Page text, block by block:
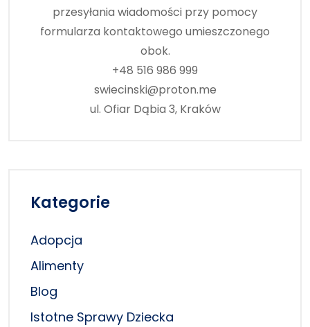
przesyłania wiadomości przy pomocy
formularza kontaktowego umieszczonego
obok.
+48 516 986 999
swiecinski@proton.me
ul. Ofiar Dąbia 3, Kraków
Kategorie
Adopcja
Alimenty
Blog
Istotne Sprawy Dziecka